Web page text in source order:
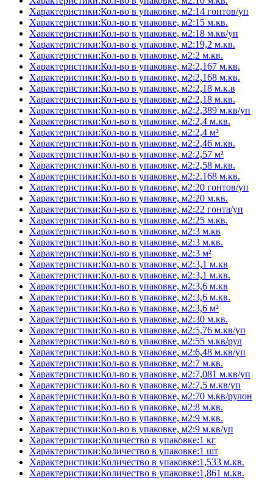
Характеристики:Кол-во в упаковке, м2:14 гонтов/уп
Характеристики:Кол-во в упаковке, м2:15 м.кв.
Характеристики:Кол-во в упаковке, м2:18 м.кв/уп
Характеристики:Кол-во в упаковке, м2:19,2 м.кв.
Характеристики:Кол-во в упаковке, м2:2 м.кв.
Характеристики:Кол-во в упаковке, м2:2,167 м.кв.
Характеристики:Кол-во в упаковке, м2:2,168 м.кв.
Характеристики:Кол-во в упаковке, м2:2,18 м.к.в
Характеристики:Кол-во в упаковке, м2:2,18 м.кв.
Характеристики:Кол-во в упаковке, м2:2,389 м.кв/уп
Характеристики:Кол-во в упаковке, м2:2,4 м.кв.
Характеристики:Кол-во в упаковке, м2:2,4 м²
Характеристики:Кол-во в упаковке, м2:2,46 м.кв.
Характеристики:Кол-во в упаковке, м2:2,57 м²
Характеристики:Кол-во в упаковке, м2:2,58 м.кв.
Характеристики:Кол-во в упаковке, м2:2.168 м.кв.
Характеристики:Кол-во в упаковке, м2:20 гонтов/уп
Характеристики:Кол-во в упаковке, м2:20 м.кв.
Характеристики:Кол-во в упаковке, м2:22 гонта/уп
Характеристики:Кол-во в упаковке, м2:25 м.кв.
Характеристики:Кол-во в упаковке, м2:3 м.кв
Характеристики:Кол-во в упаковке, м2:3 м.кв.
Характеристики:Кол-во в упаковке, м2:3 м²
Характеристики:Кол-во в упаковке, м2:3,1 м.кв
Характеристики:Кол-во в упаковке, м2:3,1 м.кв.
Характеристики:Кол-во в упаковке, м2:3,6 м.кв
Характеристики:Кол-во в упаковке, м2:3,6 м.кв.
Характеристики:Кол-во в упаковке, м2:3,6 м²
Характеристики:Кол-во в упаковке, м2:30 м.кв.
Характеристики:Кол-во в упаковке, м2:5,76 м.кв/уп
Характеристики:Кол-во в упаковке, м2:55 м.кв/рул
Характеристики:Кол-во в упаковке, м2:6,48 м.кв/уп
Характеристики:Кол-во в упаковке, м2:7 м.кв.
Характеристики:Кол-во в упаковке, м2:7,081 м.кв/уп
Характеристики:Кол-во в упаковке, м2:7,5 м.кв/уп
Характеристики:Кол-во в упаковке, м2:70 м.кв/рулон
Характеристики:Кол-во в упаковке, м2:8 м.кв.
Характеристики:Кол-во в упаковке, м2:9 м.кв.
Характеристики:Кол-во в упаковке, м2:9 м.кв/уп
Характеристики:Количество в упаковке:1 кг
Характеристики:Количество в упаковке:1 шт
Характеристики:Количество в упаковке:1,533 м.кв.
Характеристики:Количество в упаковке:1,861 м.кв.